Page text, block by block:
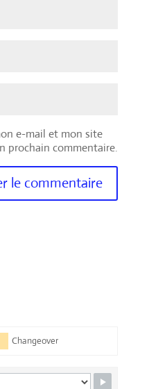
e-mail et mon site
prochain commentaire.
Changeover